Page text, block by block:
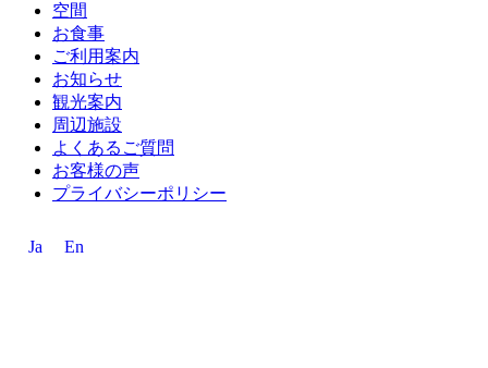
空間
お食事
ご利用案内
お知らせ
観光案内
周辺施設
よくあるご質問
お客様の声
プライバシーポリシー
Ja En